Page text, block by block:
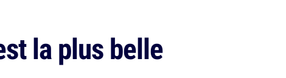
la plus belle